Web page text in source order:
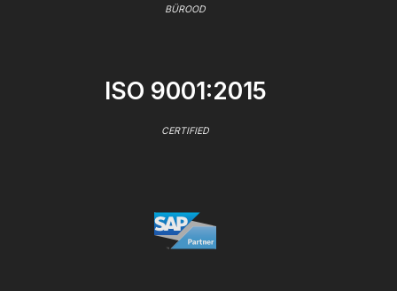
BÜROOD
ISO 9001:2015
CERTIFIED